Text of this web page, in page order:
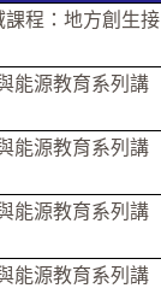
程：地方創生接
能源教育系列講
能源教育系列講
能源教育系列講
能源教育系列講